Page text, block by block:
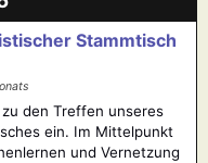
Stammtisch
den Treffen unseres
ein. Im Mittelpunkt
und Vernetzung